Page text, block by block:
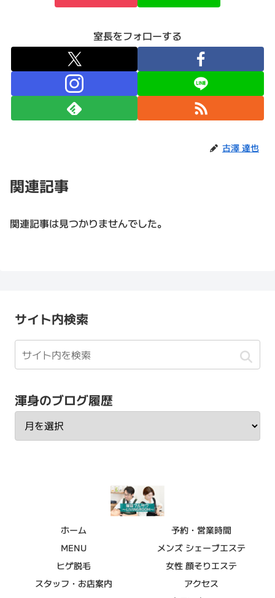
室長をフォローする
古澤 達也
関連記事
関連記事は見つかりませんでした。
サイト内検索
渾身のブログ履歴
ホーム
予約・営業時間
MENU
メンズ シェーブエステ
ヒゲ脱毛
女性 顔そりエステ
スタッフ・お店案内
アクセス